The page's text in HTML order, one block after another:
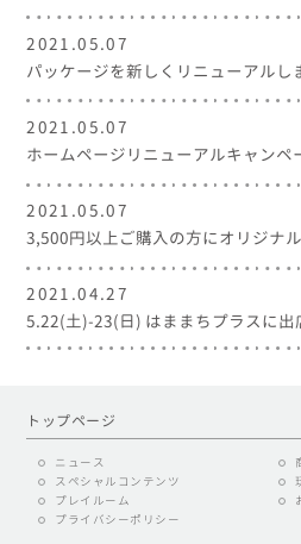
2021.05.07
パッケージを新しくリニューアルし
2021.05.07
ホームページリニューアルキャンペ
2021.05.07
3,500円以上ご購入の方にオリジナ
2021.04.27
5.22(土)-23(日) はままちプラスに出
トップページ
ニュース
スペシャルコンテンツ
プレイルーム
プライバシーポリシー